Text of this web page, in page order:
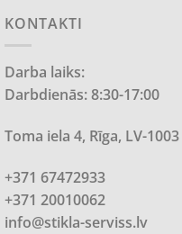
KONTAKTI
Darba laiks:
Darbdienās: 8:30-17:00
Toma iela 4, Rīga, LV-1003
+371 67472933
+371 20010062
info@stikla-serviss.lv